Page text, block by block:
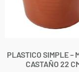
PLASTICO SIMPLE –
CASTAÑO 22